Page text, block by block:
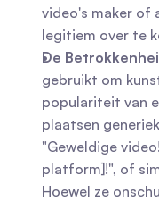
video's maker of
legitiem over te
De
gebruikt om
populariteit van
plaatsen
"Geweldige
platform]!", of
Hoewel ze